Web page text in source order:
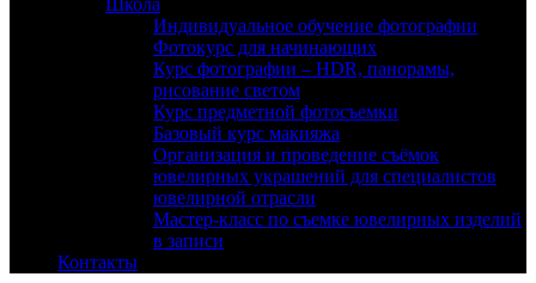
Школа
Индивидуальное обучение фотографии
Фотокурс для начинающих
Курс фотографии – HDR, панорамы,
рисование светом
Курс предметной фотосъемки
Базовый курс макияжа
Организация и проведение съёмок
ювелирных украшений для специалистов
ювелирной отрасли
Мастер-класс по съемке ювелирных изделий
в записи
Контакты